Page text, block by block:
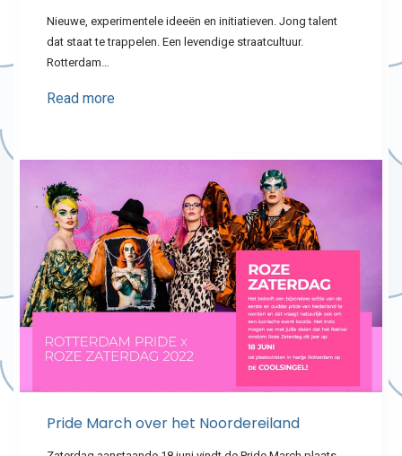
Nieuwe, experimentele ideeën en initiatieven. Jong talent
dat staat te trappelen. Een levendige straatcultuur.
Rotterdam…
Read more
Pride March over het Noordereiland